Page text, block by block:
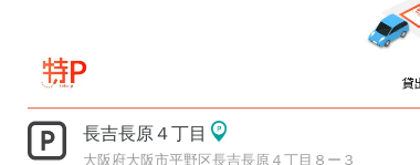
長吉長原４丁目
大阪府大阪市平野区長吉長原４丁目８ー３